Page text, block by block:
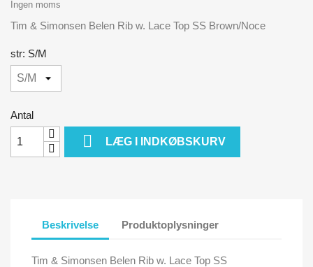
Ingen moms
Tim & Simonsen Belen Rib w. Lace Top SS Brown/Noce
str: S/M
Antal
 LÆG I INDKØBSKURV
Beskrivelse Produktoplysninger
Tim & Simonsen Belen Rib w. Lace Top SS